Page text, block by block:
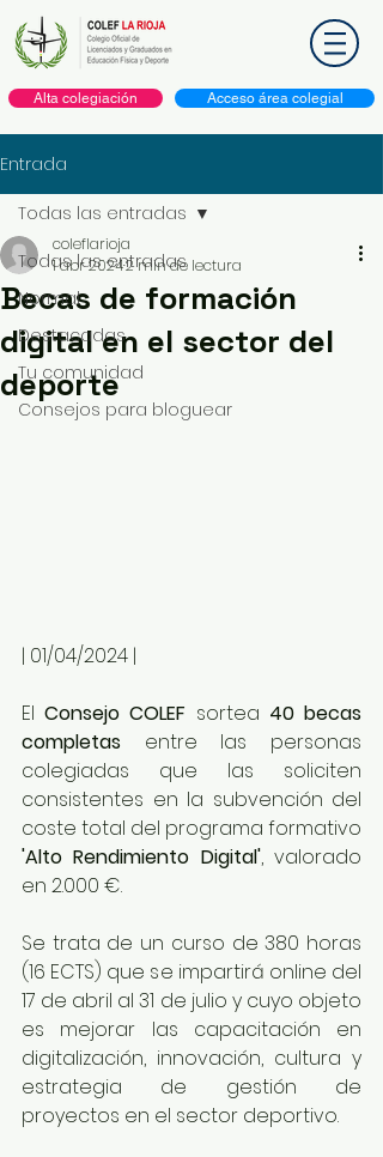
Alta colegiación Acceso área colegial
Entrada
Todas las entradas
Normal
Destacadas
Tu comunidad
Consejos para bloguear
Todas las entradas
Becas de formación
digital en el sector del
deporte
coleflarioja
1 abr 20242 min de lectura
| 01/04/2024 |
El Consejo COLEF sortea 40 becas
completas entre las personas
colegiadas que las soliciten
consistentes en la subvención del
'Alto Rendimiento Digital', valorado
en 2.000 €.
Se trata de un curso de 380 horas
(16 ECTS) que se impartirá online del
17 de abril al 31 de julio y cuyo objeto
es mejorar las capacitación en
digitalización, innovación, cultura y
estrategia de gestión de
proyectos en el sector deportivo.